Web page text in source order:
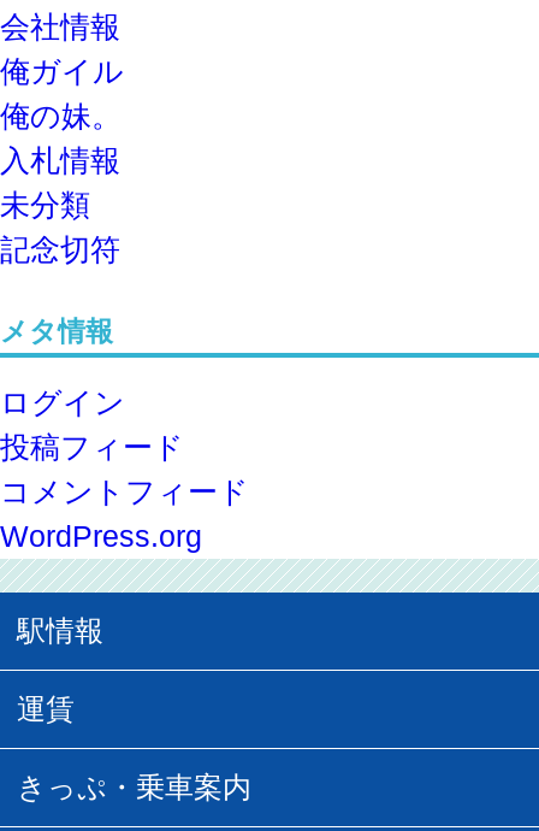
会社情報
俺ガイル
俺の妹。
入札情報
未分類
記念切符
メタ情報
ログイン
投稿フィード
コメントフィード
WordPress.org
駅情報
駅情報
運賃
普通運賃
きっぷ・乗車案内